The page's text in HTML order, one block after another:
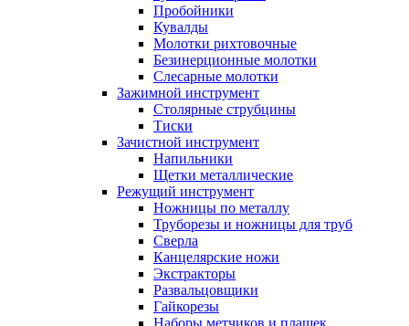
Пробойники
Кувалды
Молотки рихтовочные
Безинерционные молотки
Слесарные молотки
Зажимной инструмент
Столярные струбцины
Тиски
Зачистной инструмент
Напильники
Щетки металлические
Режущий инструмент
Ножницы по металлу
Труборезы и ножницы для труб
Сверла
Канцелярские ножи
Экстракторы
Развальцовщики
Гайкорезы
Наборы метчиков и плашек